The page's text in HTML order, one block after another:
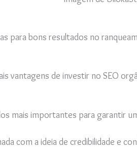
para bons resultados no
vantagens de investir no SEO
mais importantes para garantir
com a ideia de credibilidade e